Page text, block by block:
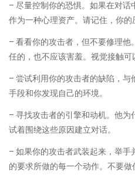
– 尽量控制你的恐惧。如果在对
作为一种心理资产。请记住，你的
– 看看你的攻击者，但不要修理
任的，也不应该害羞。视觉接触可
– 尝试利用你的攻击者的缺陷，
手段和你发现自己的环境。
– 寻找攻击者的引擎和动机。他为
试着围绕这些原因建立对话。
– 如果你的攻击者武装起来，举
的要求所做的每一个动作。不要做